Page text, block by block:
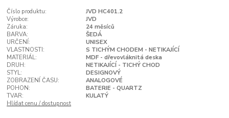
Číslo produktu:
JVD HC401.2
Výrobce:
JVD
Záruka:
24 měsíců
BARVA:
ŠEDÁ
URČENÍ:
UNISEX
VLASTNOSTI:
S TICHÝM CHODEM - NETIKAJÍCÍ
MATERIÁL:
MDF - dřevovláknitá deska
DRUH:
NETIKAJÍCÍ - TICHÝ CHOD
STYL:
DESIGNOVÝ
ZOBRAZENÍ ČASU:
ANALOGOVÉ
POHON:
BATERIE - QUARTZ
TVAR:
KULATÝ
Hlídat cenu / dostupnost